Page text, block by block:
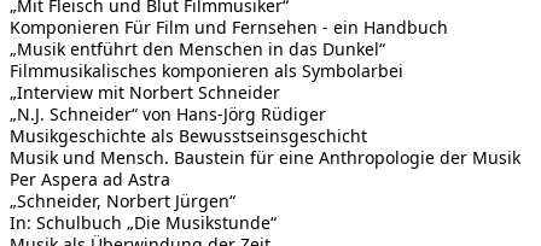
„Mit Fleisch und Blut Filmmusiker“
Komponieren Für Film und Fernsehen - ein Handbuch
„Musik entführt den Menschen in das Dunkel“
Filmmusikalisches komponieren als Symbolarbei
„Interview mit Norbert Schneider
„N.J. Schneider“ von Hans-Jörg Rüdiger
Musikgeschichte als Bewusstseinsgeschicht
Musik und Mensch. Baustein für eine Anthropologie der Musik
Per Aspera ad Astra
„Schneider, Norbert Jürgen“
In: Schulbuch „Die Musikstunde“